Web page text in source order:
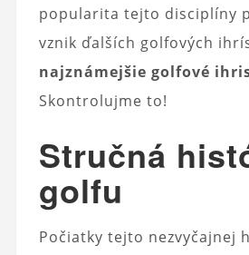
popularita tejto disciplíny
vznik ďalších golfových
najznámejšie golfové
Skontrolujme to!
Stručná
golfu
Počiatky tejto nezvyčajnej